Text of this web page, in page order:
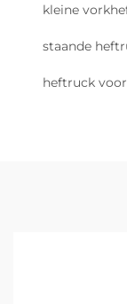
kleine
staande
heftruck